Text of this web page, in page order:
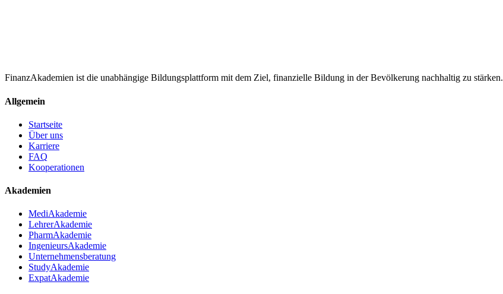
FinanzAkademien ist die unabhängige Bildungsplattform mit dem Ziel, finanzielle Bildung in der Bevölkerung nachhaltig zu stärken.
Allgemein
Startseite
Über uns
Karriere
FAQ
Kooperationen
Akademien
MediAkademie
LehrerAkademie
PharmAkademie
IngenieursAkademie
Unternehmensberatung
StudyAkademie
ExpatAkademie